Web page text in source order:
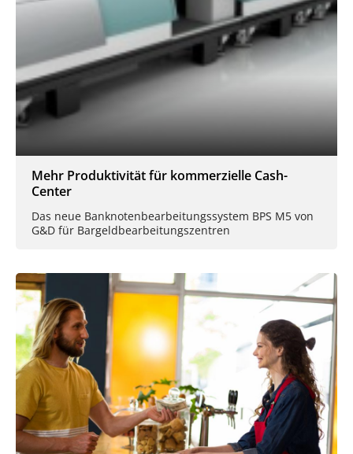
Mehr Produktivität für kommerzielle Cash-
Center
Das neue Banknotenbearbeitungssystem BPS M5 von
G&D für Bargeldbearbeitungszentren